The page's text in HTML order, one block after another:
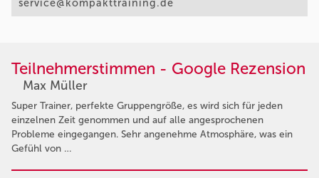
Teilnehmerstimmen - Google Rezension
Max Müller
Super Trainer, perfekte Gruppengröße, es wird sich für jeden
einzelnen Zeit genommen und auf alle angesprochenen
Probleme eingegangen. Sehr angenehme Atmosphäre, was ein
Gefühl von …